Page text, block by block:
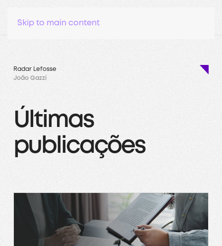
Skip to main content
Radar Lefosse
João Gazzi
Últimas
publicações